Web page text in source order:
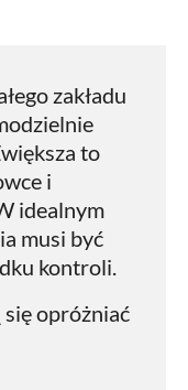
zakładu
to
i
idealnym
musi być
kontroli.
się opróżniać